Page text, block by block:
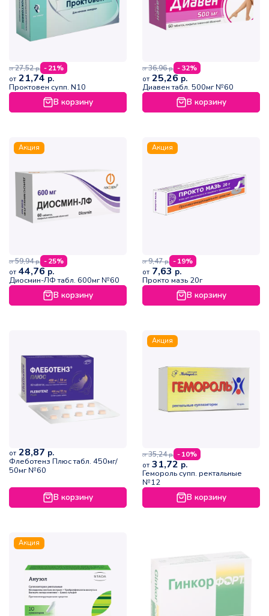
от 27,52р. - 21%
от 21,74 р.
Проктовен супп. N10
В корзину
от 36,96р. - 32%
от 25,26 р.
Диавен табл. 500мг №60
В корзину
Акция
от 59,94р. - 25%
от 44,76 р.
Диосмин-ЛФ табл. 600мг №60
В корзину
Акция
от 9,47р. - 19%
от 7,63 р.
Прокто мазь 20г
В корзину
от 28,87 р.
Флеботенз Плюс табл. 450мг/
50мг №60
В корзину
Акция
от 35,24р. - 10%
от 31,72 р.
Гемороль супп. ректальные
№12
В корзину
Акция